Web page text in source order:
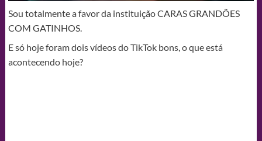
Sou totalmente a favor da instituição CARAS GRANDÕES
COM GATINHOS.
E só hoje foram dois vídeos do TikTok bons, o que está
acontecendo hoje?